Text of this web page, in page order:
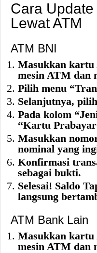
Cara
Lewat ATM
ATM BNI
Masukkan
mesin ATM dan
Pilih menu
Selanjutnya,
Pada kolom
“Kartu
Masukkan
nominal yang
Konfirmasi
sebagai bukti.
Selesai! Saldo
langsung
ATM Bank Lain
Masukkan kartu
mesin ATM dan